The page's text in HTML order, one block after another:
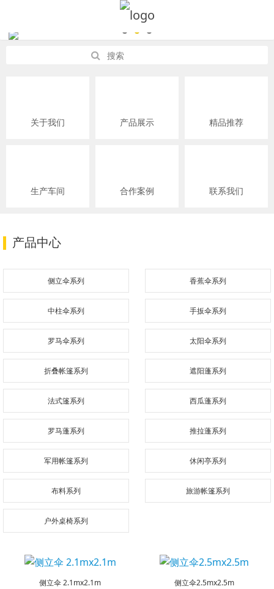
关于我们 产品展示 精品推荐
生产车间 合作案例 联系我们
产品中心
侧立伞系列 香蕉伞系列
中柱伞系列 手扳伞系列
罗马伞系列 太阳伞系列
折叠帐篷系列 遮阳蓬系列
法式篷系列 西瓜蓬系列
罗马蓬系列 推拉蓬系列
军用帐篷系列 休闲亭系列
布料系列 旅游帐篷系列
户外桌椅系列
侧立伞 2.1mx2.1m 侧立伞2.5mx2.5m